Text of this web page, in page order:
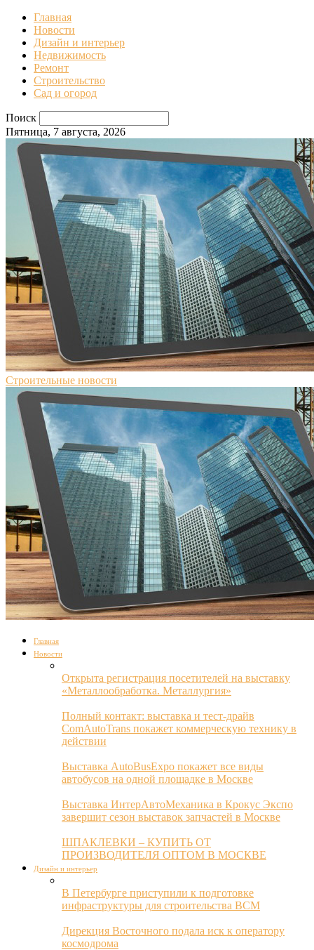
Главная
Новости
Дизайн и интерьер
Недвижимость
Ремонт
Строительство
Сад и огород
Поиск
Пятница, 7 августа, 2026
Строительные новости
Главная
Новости
Открыта регистрация посетителей на выставку
«Металлообработка. Металлургия»
Полный контакт: выставка и тест-драйв
ComAutoTrans покажет коммерческую технику в
действии
Выставка AutoBusExpo покажет все виды
автобусов на одной площадке в Москве
Выставка ИнтерАвтоМеханика в Крокус Экспо
завершит сезон выставок запчастей в Москве
ШПАКЛЕВКИ – КУПИТЬ ОТ
ПРОИЗВОДИТЕЛЯ ОПТОМ В МОСКВЕ
Дизайн и интерьер
В Петербурге приступили к подготовке
инфраструктуры для строительства ВСМ
Дирекция Восточного подала иск к оператору
космодрома